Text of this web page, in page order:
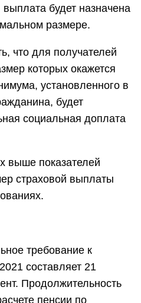
выплата будет назначена
размере.
что для получателей
которых окажется
установленного в
будет
социальная доплата
выше показателей
страховой выплаты
требование к
составляет 21
Продолжительность
пенсии по